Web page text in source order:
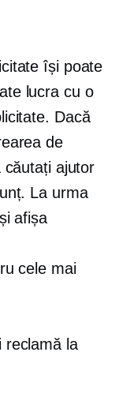
își poate
lucra cu o
Dacă
de
ajutor
La urma
afișa
cele mai
reclamă la